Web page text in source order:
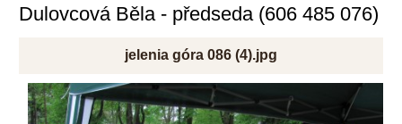
Dulovcová Běla - předseda (606 485 076)
jelenia góra 086 (4).jpg